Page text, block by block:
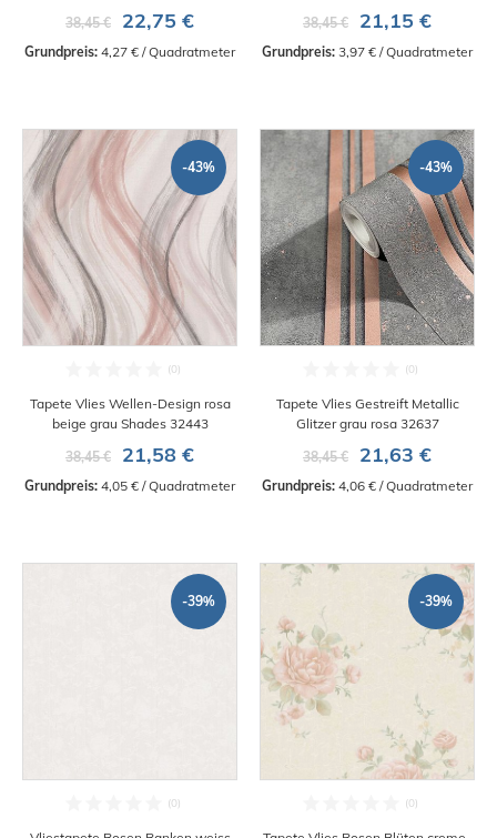
38,45 €
22,75 €
Grundpreis: 4,27 € / Quadratmeter
38,45 €
21,15 €
Grundpreis: 3,97 € / Quadratmeter
-43%
Tapete Vlies Wellen-Design rosa
beige grau Shades 32443
38,45 €
21,58 €
Grundpreis: 4,05 € / Quadratmeter
-43%
Tapete Vlies Gestreift Metallic
Glitzer grau rosa 32637
38,45 €
21,63 €
Grundpreis: 4,06 € / Quadratmeter
-39% -39%